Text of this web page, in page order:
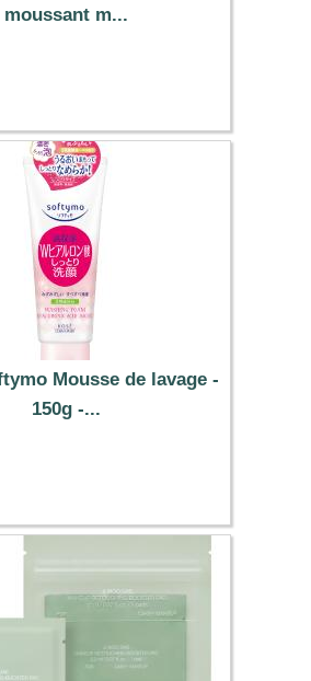
moussant m...
Mousse de lavage -
150g -...